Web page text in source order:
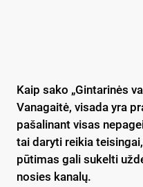
Kaip sako „Gintarinės
Vanagaitė, visada yra
pašalinant visas
tai daryti reikia
pūtimas gali sukelti
nosies kanalų.